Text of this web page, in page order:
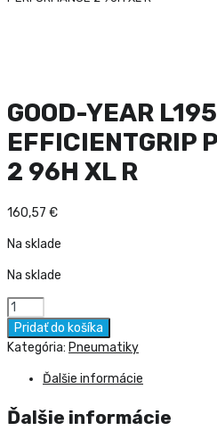
GOOD-YEAR
EFFICIENTGRIP
2 96H XL R
160,57 €
Na sklade
Na sklade
množstvo
GOOD-
YEAR
PERFORMANCE
Pridať do košíka
Kategória: Pneumatiky
Ďalšie informácie
Ďalšie informácie